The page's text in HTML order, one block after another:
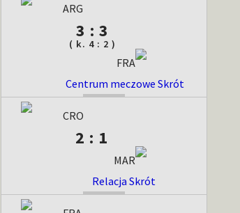
ARG
3 : 3
( k. 4 : 2 )
FRA
Centrum meczowe Skrót
CRO
2 : 1
MAR
RelacjaSkrót